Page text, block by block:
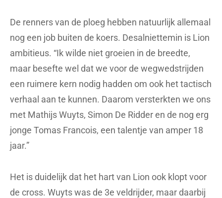
De renners van de ploeg hebben natuurlijk allemaal
nog een job buiten de koers. Desalniettemin is Lion
ambitieus. “Ik wilde niet groeien in de breedte,
maar besefte wel dat we voor de wegwedstrijden
een ruimere kern nodig hadden om ook het tactisch
verhaal aan te kunnen. Daarom versterkten we ons
met Mathijs Wuyts, Simon De Ridder en de nog erg
jonge Tomas Francois, een talentje van amper 18
jaar.”
Het is duidelijk dat het hart van Lion ook klopt voor
de cross. Wuyts was de 3e veldrijder, maar daarbij